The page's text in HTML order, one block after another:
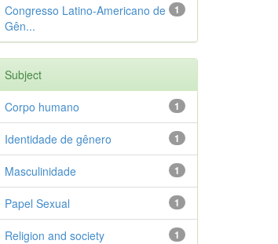
1
Congresso Latino-Americano de
Gên...
Subject
1
Corpo humano
1
Identidade de gênero
1
Masculinidade
1
Papel Sexual
1
Religion and society